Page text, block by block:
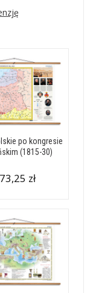
po kongresie
(1815-30)
zł